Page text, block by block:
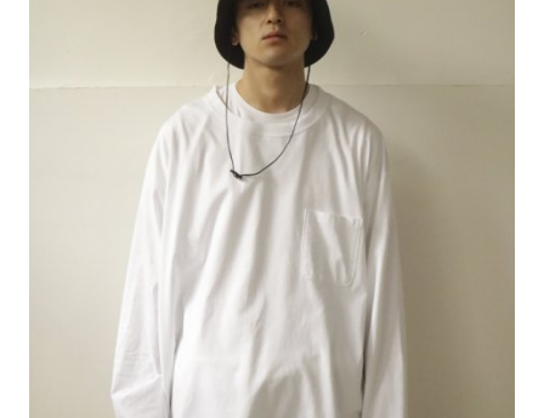
#FASHION #MUSIC
#SNEAKER #OUTDOOR
#HANDSOME HANDBOOK